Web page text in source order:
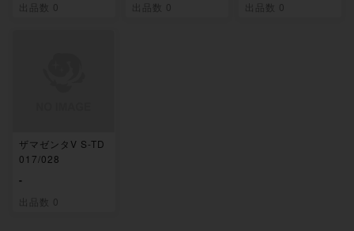
出品数 0 出品数 0 出品数 0
ザマゼンタV S-TD
017/028
-
出品数 0